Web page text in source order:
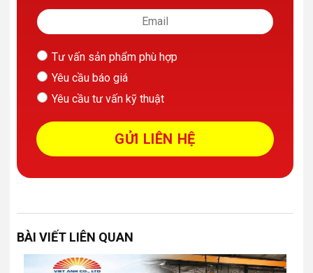
Tư vấn sản phẩm phù hợp
Yêu cầu báo giá
Yêu cầu tư vấn kỹ thuật
BÀI VIẾT LIÊN QUAN